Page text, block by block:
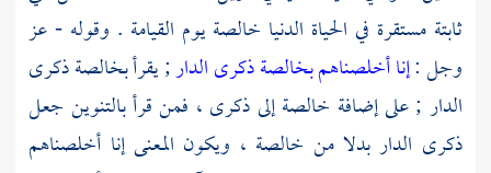
ثابتة مستقرة في الحياة الدنيا خالصة يوم القيامة . وقوله - عز
وجل :إنا أخلصناهم بخالصة ذكرى الدار; يقرأ بخالصة ذكرى
الدار ; على إضافة خالصة إلى ذكرى ، فمن قرأ بالتنوين جعل
ذكرى الدار بدلا من خالصة ، ويكون المعنى إنا أخلصناهم